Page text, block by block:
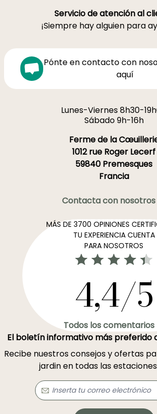
Servicio de atención al
¡Siempre hay alguien para
Pónte en contacto con
aquí
Lunes-Viernes 8h30-
Sábado 9h-16h
Ferme de la
1012 rue Roger Lecerf
59840 Premesques
Francia
Contacta con
MÁS DE 3700 OPINIONES
TU EXPERIENCIA CUENTA
PARA NOSOTROS
4,4/5
Todos los
El boletín informativo más preferido
Recibe nuestros consejos y ofertas
jardin en todas las